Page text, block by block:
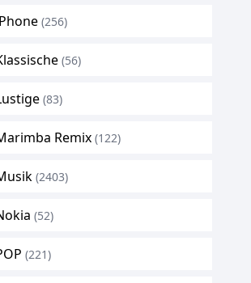
(256)
(56)
(83)
Remix (122)
(2403)
(52)
(221)